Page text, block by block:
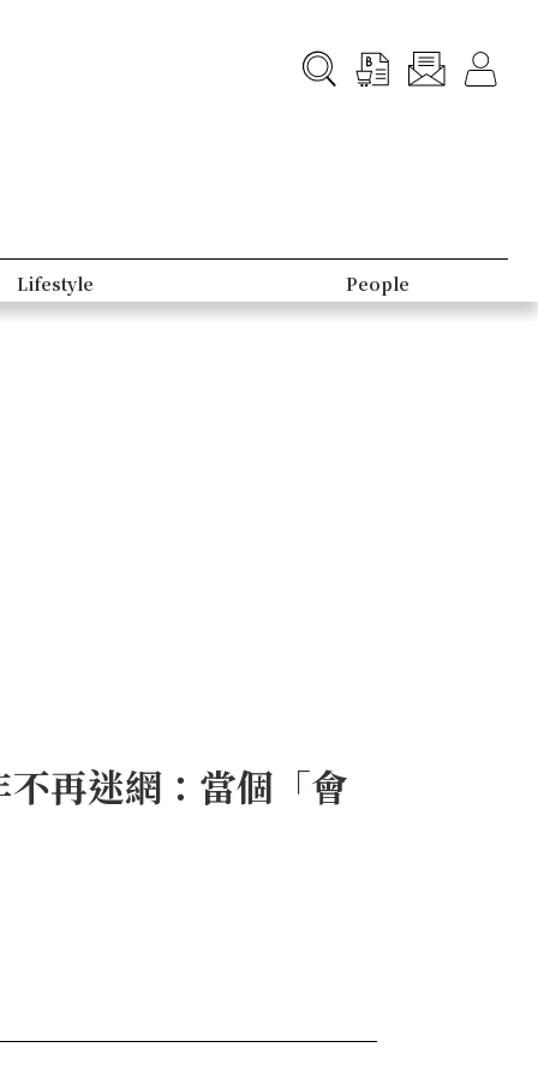
Lifestyle People
再迷網：當個「會